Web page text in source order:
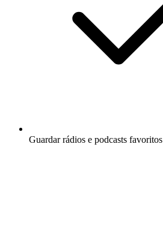
Guardar rádios e podcasts favoritos